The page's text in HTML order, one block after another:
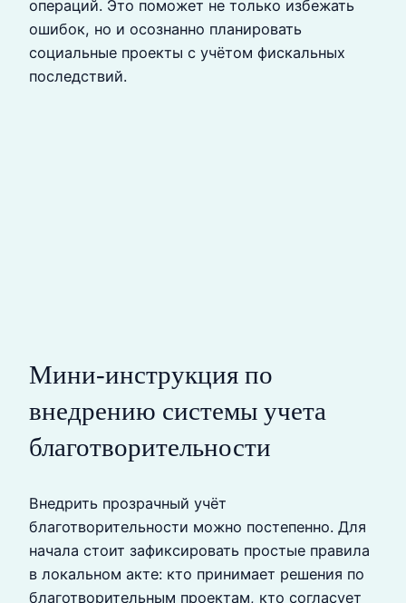
операций. Это поможет не только избежать
ошибок, но и осознанно планировать
социальные проекты с учётом фискальных
последствий.
Мини-инструкция по
внедрению системы учета
благотворительности
Внедрить прозрачный учёт
благотворительности можно постепенно. Для
начала стоит зафиксировать простые правила
в локальном акте: кто принимает решения по
благотворительным проектам, кто согласует